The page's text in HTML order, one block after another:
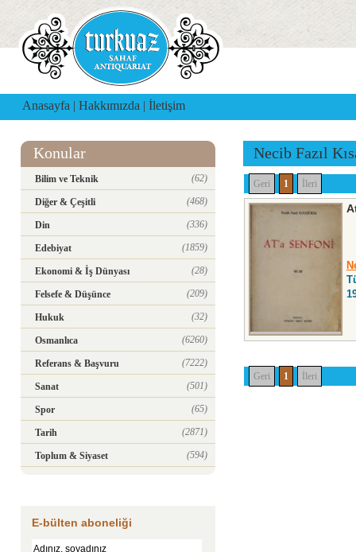
Anasayfa | Hakkımızda | İletişim
Konular
Bilim ve Teknik (62)
Diğer & Çeşitli (468)
Din (336)
Edebiyat (1859)
Ekonomi & İş Dünyası (28)
Felsefe & Düşünce (209)
Hukuk (32)
Osmanlıca (6260)
Referans & Başvuru (7222)
Sanat (501)
Spor (65)
Tarih (2871)
Toplum & Siyaset (594)
E-bülten aboneliği
Necib Fazıl
Geri 1 İleri
Geri 1 İleri